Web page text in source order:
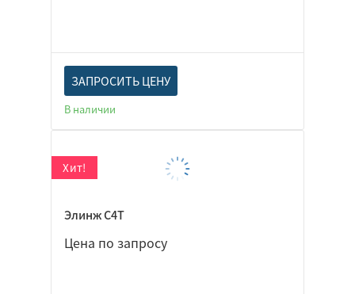
ЗАПРОСИТЬ ЦЕНУ
В наличии
Элинж С4Т
Цена по запросу